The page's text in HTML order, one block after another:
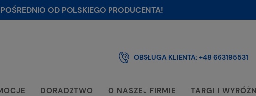
OD POLSKIEGO PRODUCENTA!
OBSŁUGA KLIENTA:+48 663195531
DORADZTWO O NASZEJ FIRMIE TARGI I